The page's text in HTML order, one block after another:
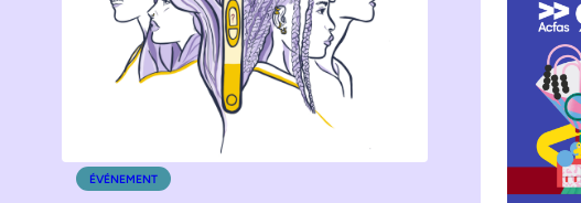
ÉVÉNEMENT